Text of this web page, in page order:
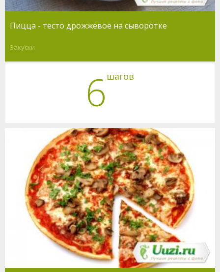
Пицца - тесто дрожжевое на сыворотке
Закуски
6 шагов